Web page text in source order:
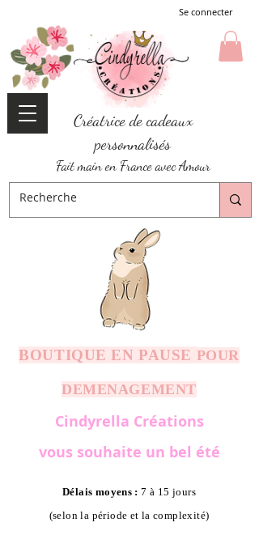
Se connecter
Créatrice de cadeaux
personnalisés
Fait main en France avec Amour
BOUTIQUE EN PAUSE POUR
DEMENAGEMENT
Cindyrella Créations
vous souhaite un bel été
Délais moyens : 7 à 15 jours
(selon la période et la complexité)